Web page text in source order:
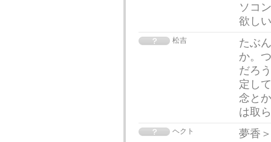
ソコ
欲し
松吉
たぶ
か。
だろ
定し
念と
は取
ヘクト
夢香